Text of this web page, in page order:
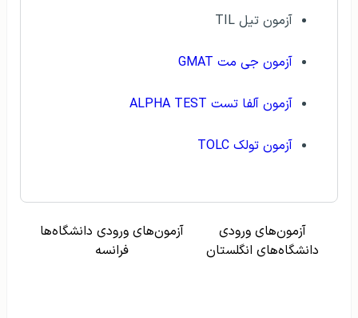
آزمون تیل TIL
آزمون جی مت GMAT
آزمون آلفا تست ALPHA TEST
آزمون تولک TOLC
آزمون‌های ورودی
دانشگاه‌های انگلستان
آزمون‌های ورودی دانشگاه‌ها
فرانسه